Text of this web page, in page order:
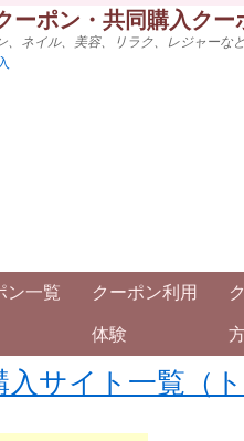
ーポン・共同購入ク
、ネイル、美容、リラク、レジャー
ン一覧 クーポン利用
体験
入サイト一覧（